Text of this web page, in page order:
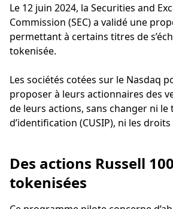
Le 12 juin 2024, la Securities and
Commission (SEC) a validé une
permettant à certains titres de
tokenisée.
Les sociétés cotées sur le Nasdaq
proposer à leurs actionnaires des
de leurs actions, sans changer ni le
d’identification (CUSIP), ni les droits
Des actions Russell
tokenisées